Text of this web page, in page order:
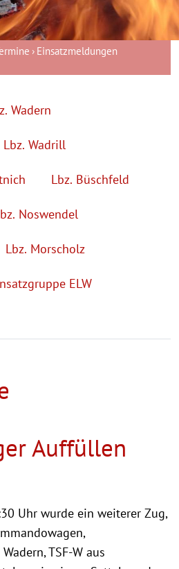
Einsatzmeldungen
Wadern
Lbz. Wadrill
Lbz. Büschfeld
Noswendel
Lbz. Morscholz
ELW
Auffüllen
Uhr wurde ein weiterer Zug,
TSF-W aus